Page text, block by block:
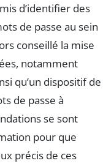
d’identifier des
de passe au sein
conseillé la mise
notamment
qu’un dispositif de
de passe à
se sont
pour que
précis de ces